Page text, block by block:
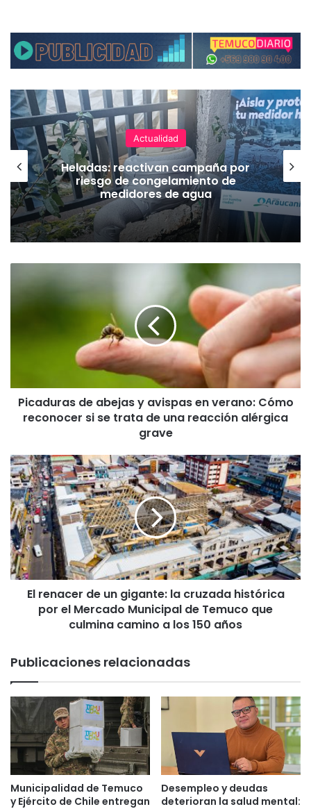
Actualidad
Heladas: reactivan campaña por
riesgo de congelamiento de
medidores de agua
s
e
j
a
s
y
a
v
i
s
v
a
o
:
C
m
Picaduras de abejas y avispas en verano: Cómo
reconocer si se trata de una reacción alérgica
grave
E
l
r
e
n
a
c
e
r
i
g
a
n
:
a
c
El renacer de un gigante: la cruzada histórica
por el Mercado Municipal de Temuco que
culmina camino a los 150 años
Publicaciones relacionadas
Municipalidad de Temuco
y Ejército de Chile entregan
Desempleo y deudas
deterioran la salud mental: